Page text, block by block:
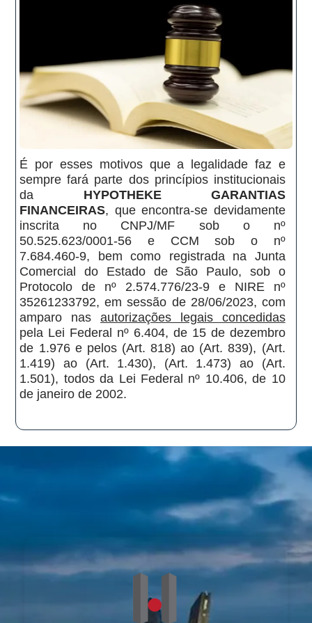
É por esses motivos que a legalidade faz e
sempre fará parte dos princípios institucionais
da HYPOTHEKE GARANTIAS
FINANCEIRAS, que encontra-se devidamente
inscrita no CNPJ/MF sob o nº
50.525.623/0001-56 e CCM sob o nº
7.684.460-9, bem como registrada na Junta
Comercial do Estado de São Paulo, sob o
Protocolo de nº 2.574.776/23-9 e NIRE nº
35261233792, em sessão de 28/06/2023, com
amparo nas autorizações legais concedidas
pela Lei Federal nº 6.404, de 15 de dezembro
de 1.976 e pelos (Art. 818) ao (Art. 839), (Art.
1.419) ao (Art. 1.430), (Art. 1.473) ao (Art.
1.501), todos da Lei Federal nº 10.406, de 10
de janeiro de 2002.